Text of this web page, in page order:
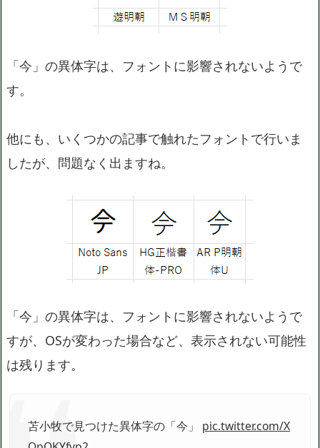
「今」の異体字は、フォントに影響されないようで
す。
他にも、いくつかの記事で触れたフォントで行いま
したが、問題なく出ますね。
「今」の異体字は、フォントに影響されないようで
すが、OSが変わった場合など、表示されない可能性
は残ります。
苫小牧で見つけた異体字の「今」 pic.twitter.com/X